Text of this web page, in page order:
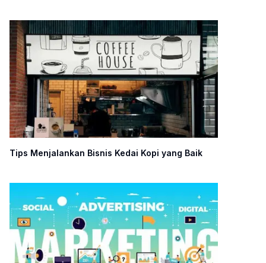
Tips Menjalankan Bisnis Kedai Kopi yang Baik